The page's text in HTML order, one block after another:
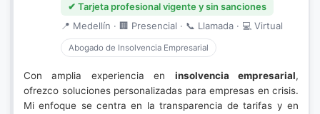
✔ Tarjeta profesional vigente y sin sanciones
📍 Medellín · 🏢 Presencial · 📞 Llamada · 💻 Virtual
Abogado de Insolvencia Empresarial
Con amplia experiencia en insolvencia empresarial,
ofrezco soluciones personalizadas para empresas en crisis.
Mi enfoque se centra en la transparencia de tarifas y en